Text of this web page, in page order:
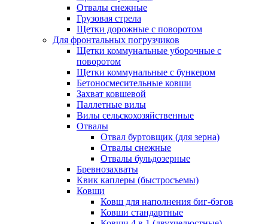
Отвалы снежные
Грузовая стрела
Щетки дорожные с поворотом
Для фронтальных погрузчиков
Щетки коммунальные уборочные с
поворотом
Щетки коммунальные с бункером
Бетоносмесительные ковши
Захват ковшевой
Паллетные вилы
Вилы сельскохозяйственные
Отвалы
Отвал буртовщик (для зерна)
Отвалы снежные
Отвалы бульдозерные
Бревнозахваты
Квик каплеры (быстросъемы)
Ковши
Ковш для наполнения биг-бэгов
Ковши стандартные